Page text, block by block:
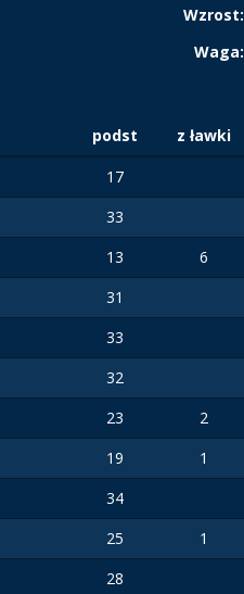
Wzrost:
Waga:
podst z ławki
17
33
13 6
31
33
32
23 2
19 1
34
25 1
28